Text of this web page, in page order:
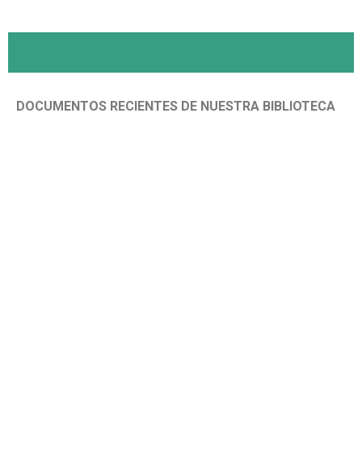
DOCUMENTOS RECIENTES DE NUESTRA BIBLIOTECA